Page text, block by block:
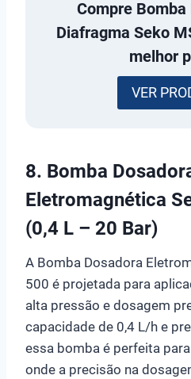
Compre Bomba
Diafragma Seko
melhor
VER
8. Bomba
Eletromagnética
(0,4 L – 20 Bar)
A Bomba Dosadora
500 é projetada para
alta pressão e dosagem
capacidade de 0,4 L/h e
essa bomba é perfeita
onde a precisão na